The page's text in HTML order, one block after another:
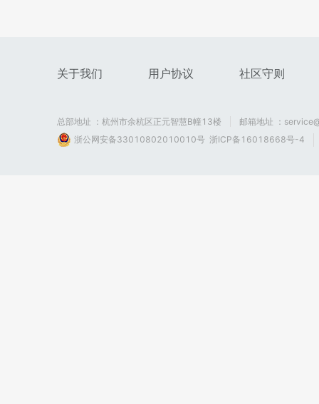
关于我们 用户协议 社区守则
总部地址 ：杭州市余杭区正元智慧B幢13楼
邮箱地址 ：
浙公网安备33010802010010号 浙ICP备16018668号-4